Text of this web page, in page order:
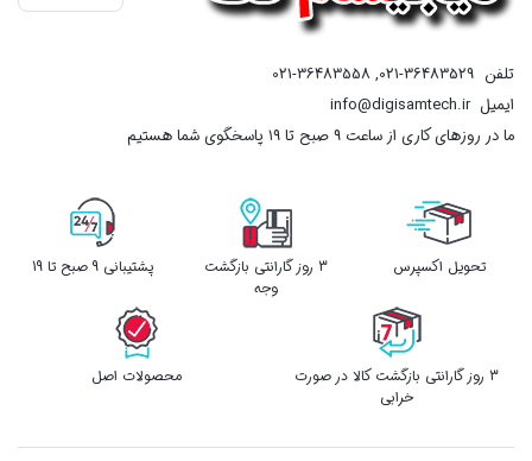
تلفن 021-36483529
,
021-36483558
ایمیلinfo@digisamtech.ir
ما در روزهای کاری از ساعت ۹ صبح تا ۱۹ پاسخگوی شما هستیم
تحویل اکسپرس
3 روز گارانتی بازگشت
وجه
پشتیبانی 9 صبح تا 19
3 روز گارانتی بازگشت کالا در صورت
خرابی
محصولات اصل